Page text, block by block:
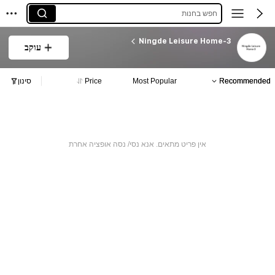
חפש בחנות
Ningde Leisure Home-3
עוקב
Recommended
Most Popular
Price סינון
אין פריט מתאים. אנא נסי/ נסה אופציה אחרת